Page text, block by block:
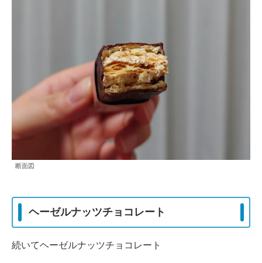
断面図
ヘーゼルナッツチョコレート
続いてヘーゼルナッツチョコレート